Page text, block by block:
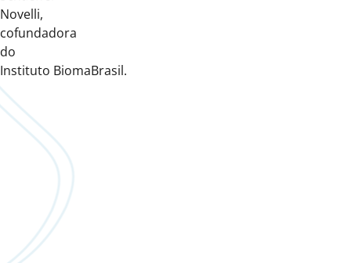
Novelli,
cofundadora
do
Instituto BiomaBrasil.